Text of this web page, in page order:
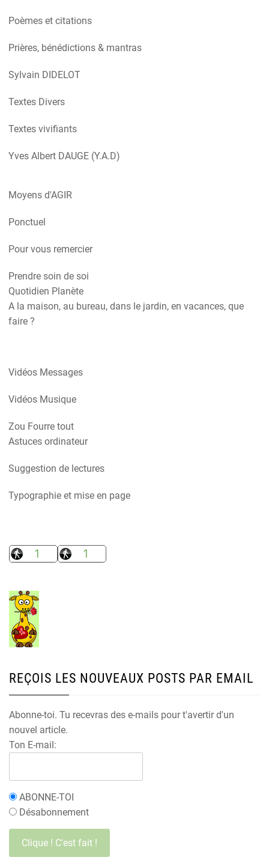
Poèmes et citations
Prières, bénédictions & mantras
Sylvain DIDELOT
Textes Divers
Textes vivifiants
Yves Albert DAUGE (Y.A.D)
Moyens d'AGIR
Ponctuel
Pour vous remercier
Prendre soin de soi
Quotidien Planète
A la maison, au bureau, dans le jardin, en vacances, que
faire ?
Vidéos Messages
Vidéos Musique
Zou Fourre tout
Astuces ordinateur
Suggestion de lectures
Typographie et mise en page
REÇOIS LES NOUVEAUX POSTS PAR EMAIL
Abonne-toi. Tu recevras des e-mails pour t'avertir d'un
nouvel article.
Ton E-mail:
ABONNE-TOI
Désabonnement